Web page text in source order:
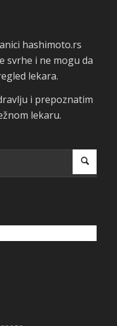
hashimoto.rs
svrhe i ne mogu da
lekara.
i prepoznatim
lekaru.